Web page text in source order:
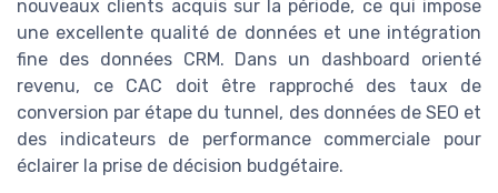
nouveaux clients acquis sur la période, ce qui impose
une excellente qualité de données et une intégration
fine des données CRM. Dans un dashboard orienté
revenu, ce CAC doit être rapproché des taux de
conversion par étape du tunnel, des données de SEO et
des indicateurs de performance commerciale pour
éclairer la prise de décision budgétaire.